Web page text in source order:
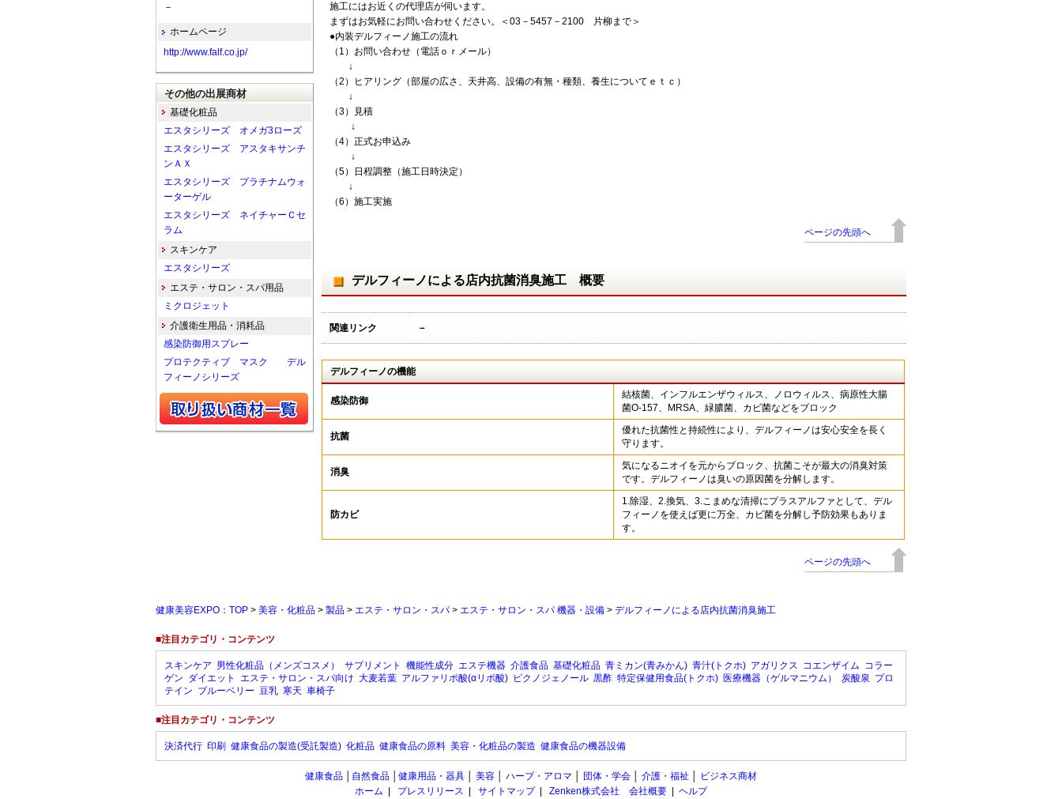
施工にはお近くの代理店が伺います。
まずはお気軽にお問い合わせください。＜03－5457－2100 片柳まで＞
●内装デルフィーノ施工の流れ
（1）お問い合わせ（電話ｏｒメール）
↓
（2）ヒアリング（部屋の広さ、天井高、設備の有無・種類、養生についてｅｔｃ）
↓
（3）見積
↓
（4）正式お申込み
↓
（5）日程調整（施工日時決定）
↓
（6）施工実施
ページの先頭へ
デルフィーノによる店内抗菌消臭施工 概要
関連リンク －
デルフィーノの機能
感染防御
結核菌、インフルエンザウィルス、ノロウィルス、病原性大腸
菌O-157、MRSA、緑膿菌、カビ菌などをブロック
抗菌
優れた抗菌性と持続性により、デルフィーノは安心安全を長く
守ります。
消臭
気になるニオイを元からブロック、抗菌こそが最大の消臭対策
です。デルフィーノは臭いの原因菌を分解します。
防カビ
1.除湿、2.換気、3.こまめな清掃にプラスアルファとして、デル
フィーノを使えば更に万全、カビ菌を分解し予防効果もありま
す。
ページの先頭へ
－
ホームページ
http://www.falf.co.jp/
その他の出展商材
基礎化粧品
エスタシリーズ オメガ3ローズ
エスタシリーズ アスタキサンチ
ンＡＸ
エスタシリーズ プラチナムウォ
ーターゲル
エスタシリーズ ネイチャーＣセ
ラム
スキンケア
エスタシリーズ
エステ・サロン・スパ用品
ミクロジェット
介護衛生用品・消耗品
感染防御用スプレー
プロテクティブ マスク デル
フィーノシリーズ
健康美容EXPO：TOP > 美容・化粧品 > 製品 > エステ・サロン・スパ> エステ・サロン・スパ 機器・設備 > デルフィーノによる店内抗菌消臭施工
■注目カテゴリ・コンテンツ
スキンケア 男性化粧品（メンズコスメ） サプリメント 機能性成分 エステ機器 介護食品 基礎化粧品 青ミカン(青みかん) 青汁(トクホ) アガリクス コエンザイム コラー
ゲン ダイエット エステ・サロン・スパ向け 大麦若葉 アルファリポ酸(αリポ酸) ピクノジェノール 黒酢 特定保健用食品(トクホ) 医療機器（ゲルマニウム） 炭酸泉 プロ
テイン ブルーベリー 豆乳 寒天 車椅子
■注目カテゴリ・コンテンツ
決済代行 印刷 健康食品の製造(受託製造) 化粧品 健康食品の原料 美容・化粧品の製造 健康食品の機器設備
健康食品 自然食品 健康用品・器具 美容 ハーブ・アロマ 団体・学会 介護・福祉
ビジネス商材
ホーム
プレスリリース サイトマップ| Zenken株式会社 会社概要 ヘルプ